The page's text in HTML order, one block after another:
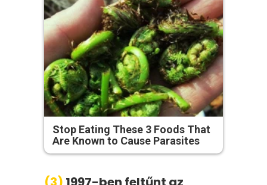
Stop Eating These 3 Foods That
Are Known to Cause Parasites